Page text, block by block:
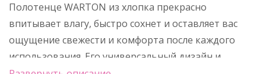
Полотенце WARTON из хлопка прекрасно
впитывает влагу, быстро сохнет и оставляет вас
ощущение свежести и комфорта после каждого
использования. Его универсальный дизайн и